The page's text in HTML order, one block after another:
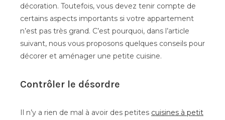
décoration. Toutefois, vous devez tenir compte de
certains aspects importants si votre appartement
n’est pas très grand. C’est pourquoi, dans l’article
suivant, nous vous proposons quelques conseils pour
décorer et aménager une petite cuisine.
Contrôler le désordre
Il n’y a rien de mal à avoir des petites cuisines à petit